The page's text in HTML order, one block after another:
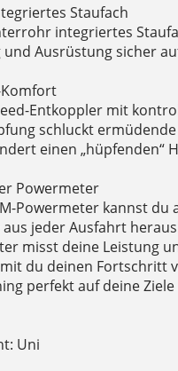
Staufach
integriertes
und Ausrüstung sicher
Entkoppler mit
schluckt
einen „hüpfenden“
Powermeter
Powermeter kannst du
aus jeder Ausfahrt
misst deine Leistung
du deinen Fortschritt
perfekt auf deine
Uni